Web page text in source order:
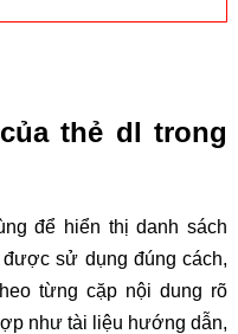
thẻ dl trong
để hiển thị danh sách
sử dụng đúng cách,
từng cặp nội dung rõ
như tài liệu hướng dẫn,